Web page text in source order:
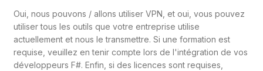
Oui, nous pouvons / allons utiliser VPN, et oui, vous pouvez
utiliser tous les outils que votre entreprise utilise
actuellement et nous le transmettre. Si une formation est
requise, veuillez en tenir compte lors de l'intégration de vos
développeurs F#. Enfin, si des licences sont requises,